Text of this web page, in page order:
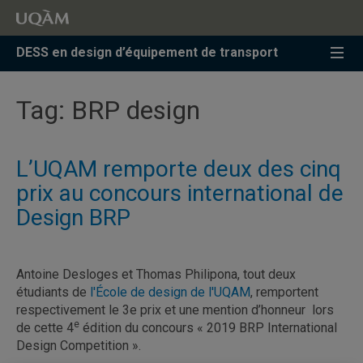
Accéder
recherche
Accéder
menu
pricipal
Accéder
zone
DESS en design d’équipement de transport
Tag: BRP design
L’UQAM remporte deux des cinq
prix au concours international de
Design BRP
Antoine Desloges et Thomas Philipona, tout deux
étudiants de l'École de design de l'UQAM, remportent
respectivement le 3e prix et une mention d’honneur lors
de cette 4e édition du concours « 2019 BRP International
Design Competition ».